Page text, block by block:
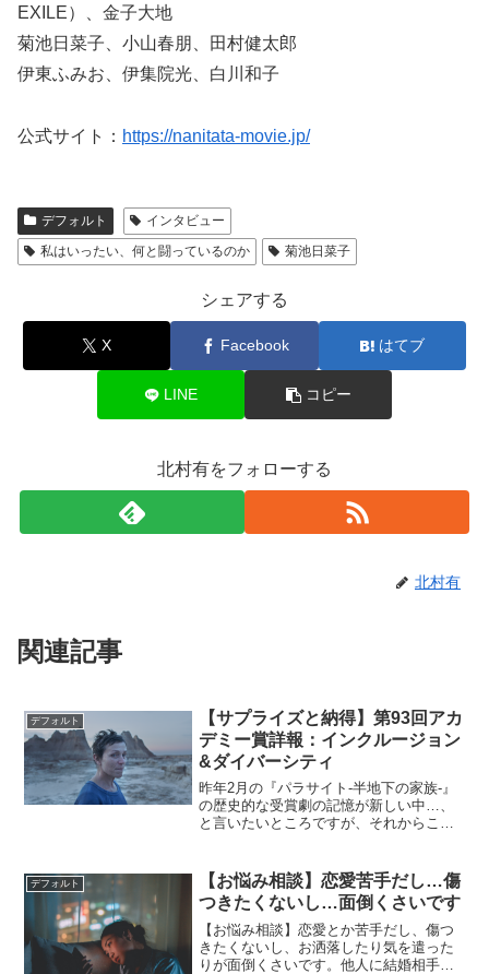
EXILE）、金子大地
菊池日菜子、小山春朋、田村健太郎
伊東ふみお、伊集院光、白川和子
公式サイト： https://nanitata-movie.jp/
デフォルト
インタビュー
私はいったい、何と闘っているのか
菊池日菜子
シェアする
X Facebook はてブ
LINE コピー
北村有をフォローする
北村有
関連記事
デフォルト
【サプライズと納得】第93回アカ
デミー賞詳報：インクルージョン
&ダイバーシティ
昨年2月の『パラサイト-半地下の家族-』
の歴史的な受賞劇の記憶が新しい中…、
と言いたいところですが、それからここ
サイト』の記憶は随分と遠いものになっ
てしまいましたね。今...
デフォルト
【お悩み相談】恋愛苦手だし…傷
つきたくないし…面倒くさいです
【お悩み相談】恋愛とか苦手だし、傷つ
きたくないし、お洒落したり気を遣った
りが面倒くさいです。他人に結婚相手を